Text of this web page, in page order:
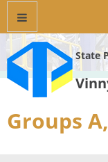
State
Groups